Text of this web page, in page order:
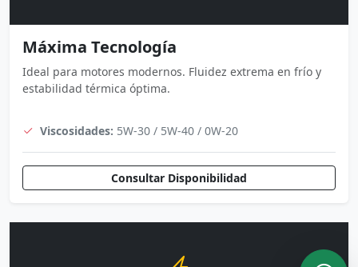
Máxima Tecnología
Ideal para motores modernos. Fluidez extrema en frío y
estabilidad térmica óptima.
Viscosidades: 5W-30 / 5W-40 / 0W-20
Consultar Disponibilidad